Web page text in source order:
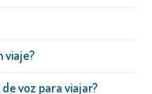
viaje?
voz para viajar?